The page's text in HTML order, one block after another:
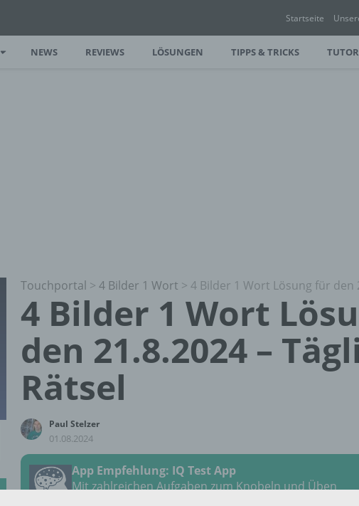
Startseite
NEWS REVIEWS LÖSUNGEN TIPPS & TRICKS
Touchportal > 4 Bilder 1 Wort > 4 Bilder 1 Wort Lösung für den
4 Bilder 1 Wort
den 21.8.2024 –
Rätsel
Paul Stelzer
01.08.2024
App Empfehlung: IQ Test App
Mit zahlreichen Aufgaben zum Knobeln und Üben